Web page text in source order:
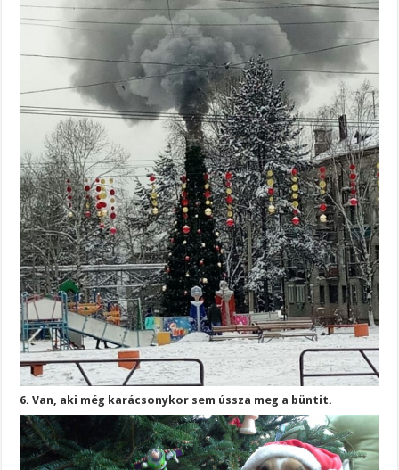
6. Van, aki még karácsonykor sem ússza meg a büntit.